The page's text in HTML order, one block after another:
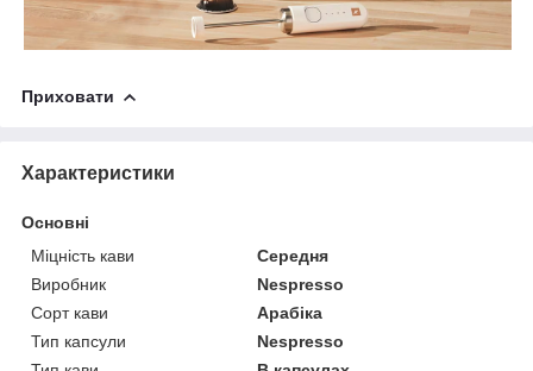
Приховати
Характеристики
Основні
Міцність кави
Середня
Виробник
Nespresso
Сорт кави
Арабіка
Тип капсули
Nespresso